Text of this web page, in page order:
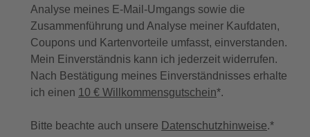
Analyse meines E-Mail-Umgangs sowie die
Zusammenführung und Analyse meiner Kaufdaten,
Coupons und Kartenvorteile umfasst, einverstanden.
Mein Einverständnis kann ich jederzeit widerrufen.
Nach Bestätigung meines Einverständnisses erhalte
ich einen 10 € Willkommensgutschein*.
Bitte beachte auch unsere Datenschutzhinweise.